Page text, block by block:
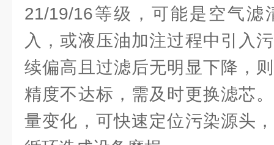
21/19/16等级，可能是空气滤
入，或液压油加注过程中引入
续偏高且过滤后无明显下降，
精度不达标，需及时更换滤芯
量变化，可快速定位污染源头